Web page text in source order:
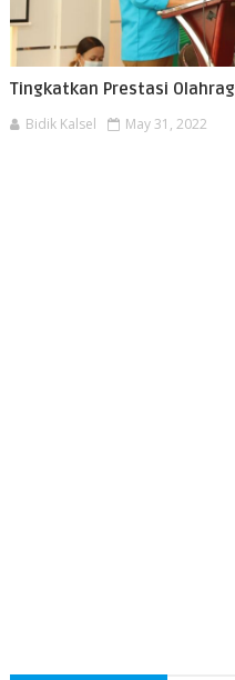
Tingkatkan Prestasi
Bidik Kalsel May 31, 2022